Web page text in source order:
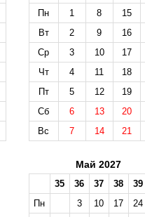
Пн
1 8
15
Вт
2 9
16
Ср
3 10
17
Чт
4 11
18
Пт
5 12
19
Сб
6 13
20
Вс
7 14 21
Май 2027
35 36 37 38
39
Пн
3 10 17
24